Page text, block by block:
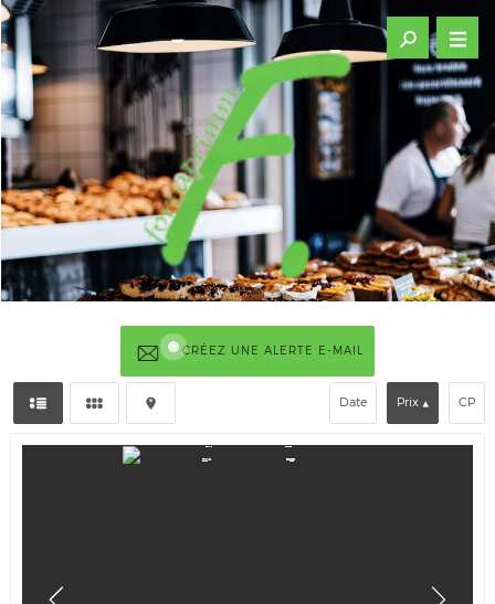
CRÉEZ UNE ALERTE E-MAIL
Date Prix CP